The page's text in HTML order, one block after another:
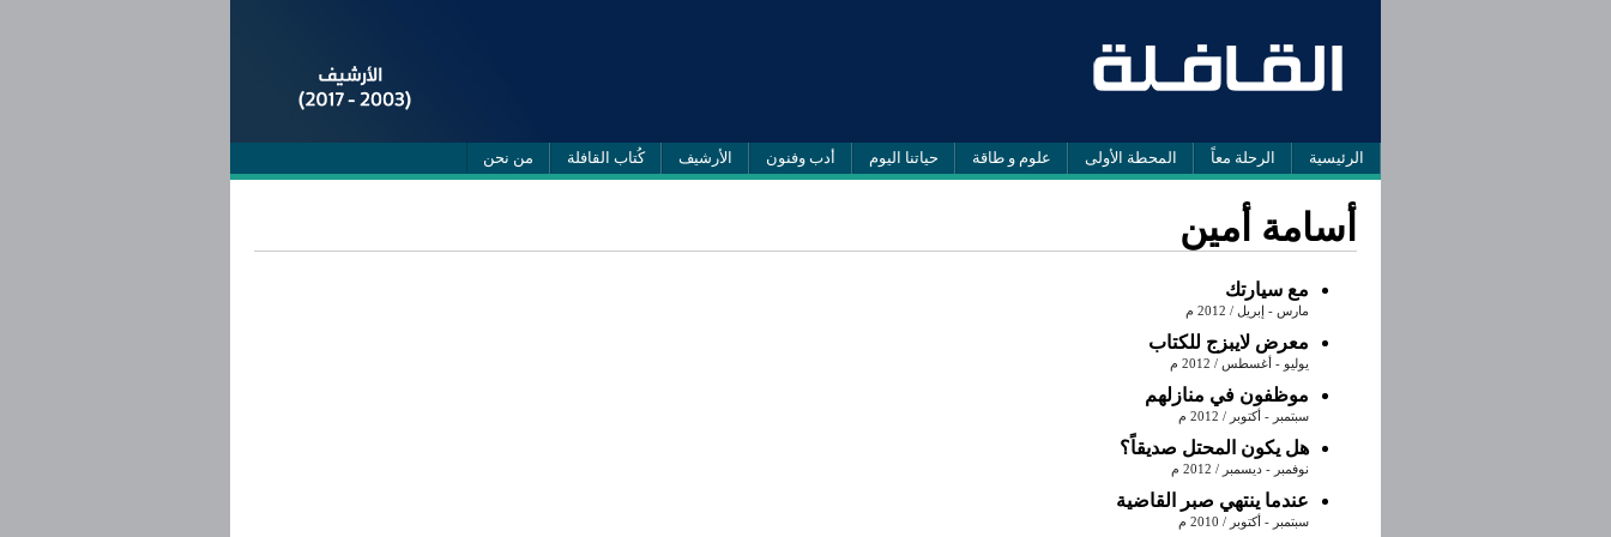
الرئيسية الرحلة معاً المحطة الأولى علوم و طاقة حياتنا اليوم أدب وفنون الأرشيف كُتاب القافلة من نحن
أسامة أمين
مع سيارتك
مارس - إبريل / 2012 م
معرض لايبزج للكتاب
يوليو - أغسطس / 2012 م
موظفون في منازلهم
سبتمبر - أكتوبر / 2012 م
هل يكون المحتل صديقاً؟
نوفمبر - ديسمبر / 2012 م
عندما ينتهي صبر القاضية
سبتمبر - أكتوبر / 2010 م